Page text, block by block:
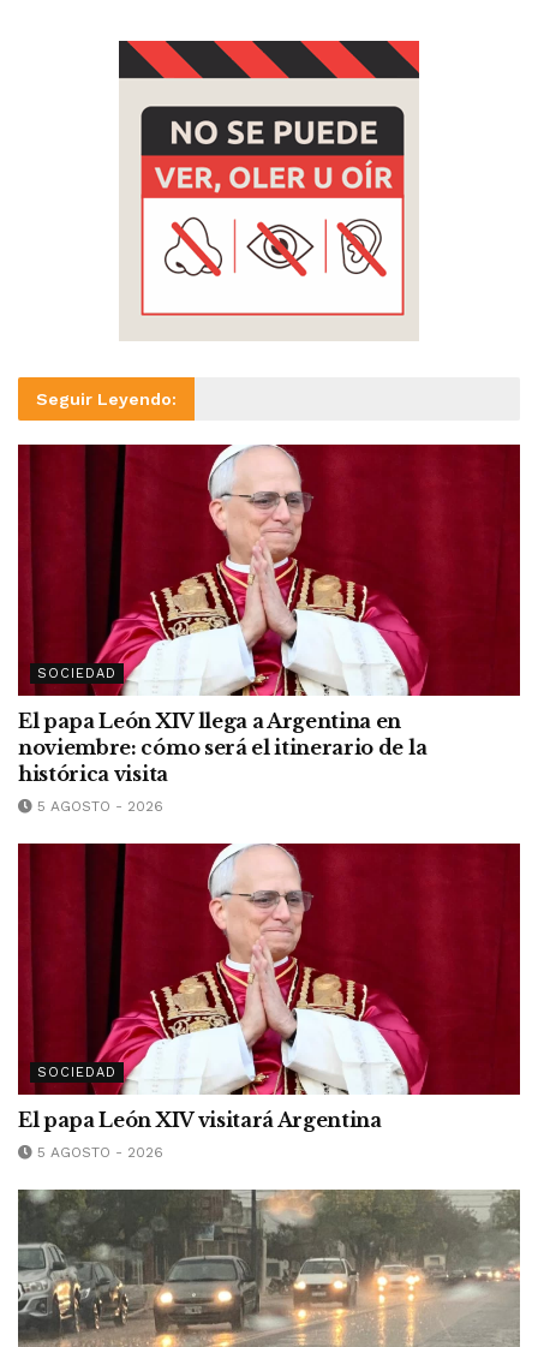
Seguir Leyendo:
SOCIEDAD
El papa León XIV llega a Argentina en
noviembre: cómo será el itinerario de la
histórica visita
5 AGOSTO - 2026
SOCIEDAD
El papa León XIV visitará Argentina
5 AGOSTO - 2026